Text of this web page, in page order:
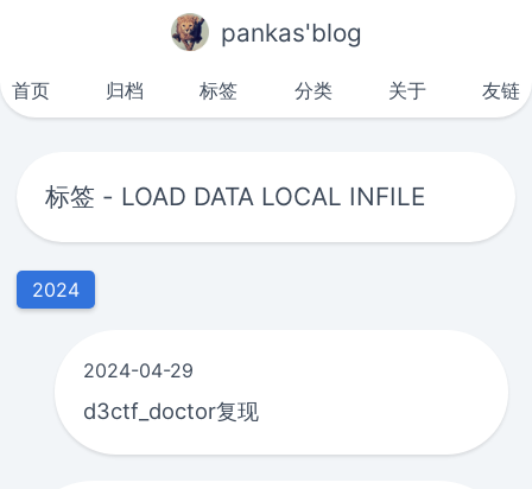
pankas'blog
首页 归档 标签 分类 关于 友链
标签 - LOAD DATA LOCAL INFILE
2024
2024-04-29
d3ctf_doctor复现